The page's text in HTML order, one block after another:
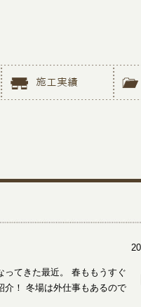
てきた最近。 春ももうすぐ
介！ 冬場は外仕事もあるので